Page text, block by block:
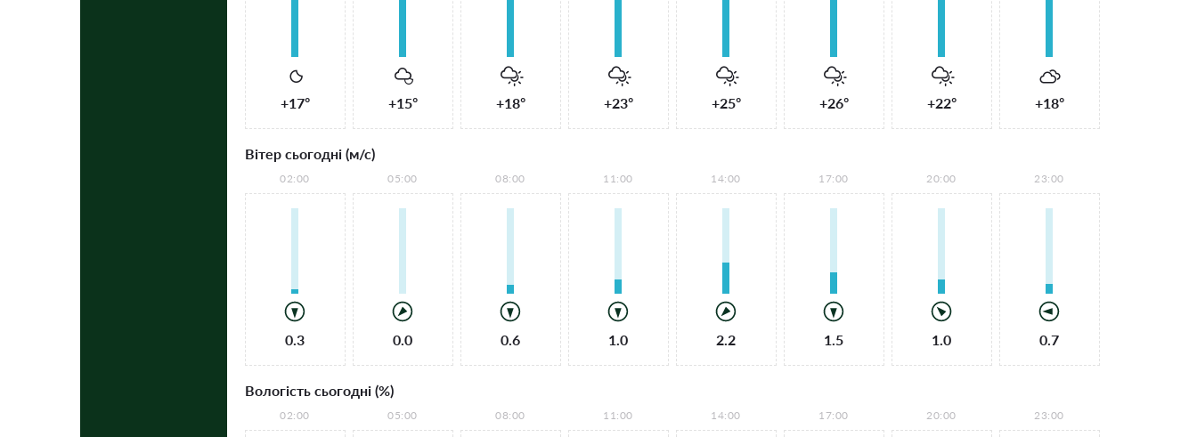
+17° +15° +18° +23° +25° +26° +22° +18°
Вітер сьогодні (м/с)
02:00
0.3
05:00
0.0
08:00
0.6
11:00
1.0
14:00
2.2
17:00
1.5
20:00
1.0
23:00
0.7
Вологість сьогодні (%)
02:00 05:00 08:00 11:00 14:00 17:00 20:00 23:00